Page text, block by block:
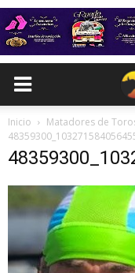
Inicio
Matadores de